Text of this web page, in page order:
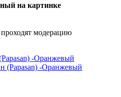
на картинке
модерацию
-Оранжевый